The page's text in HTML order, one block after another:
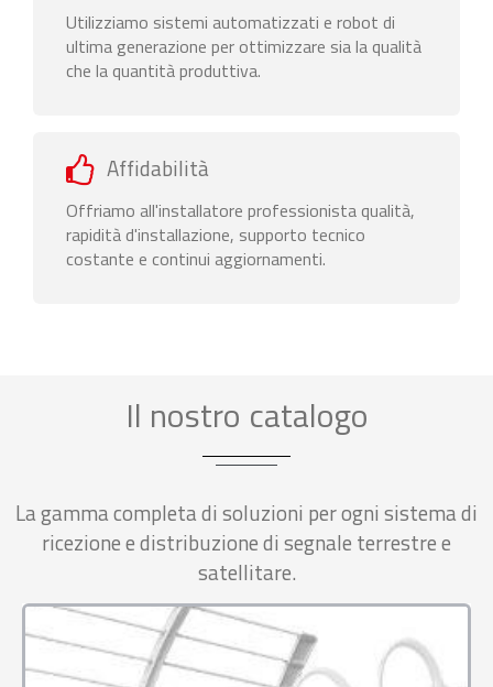
Utilizziamo sistemi automatizzati e robot di
ultima generazione per ottimizzare sia la qualità
che la quantità produttiva.
Affidabilità
Offriamo all'installatore professionista qualità,
rapidità d'installazione, supporto tecnico
costante e continui aggiornamenti.
Il nostro catalogo
La gamma completa di soluzioni per ogni sistema di
ricezione e distribuzione di segnale terrestre e
satellitare.